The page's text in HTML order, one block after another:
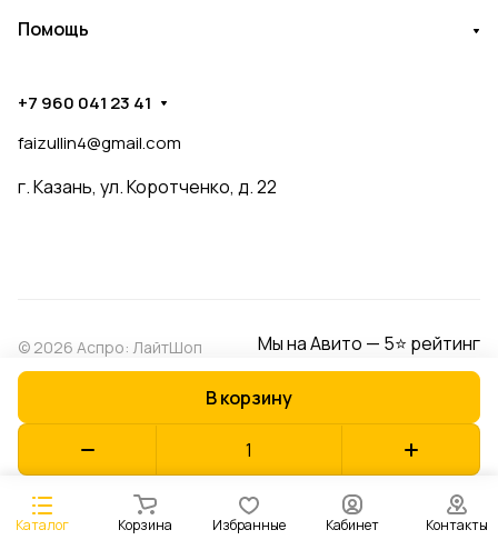
В корзину
Каталог Корзина Избранные Кабинет Контакты
Помощь
+7 960 041 23 41
faizullin4@gmail.com
г. Казань, ул. Коротченко, д. 22
© 2026 Аспро: ЛайтШоп Мы на Авито — 5⭐ рейтинг
Оферта
Разработано в